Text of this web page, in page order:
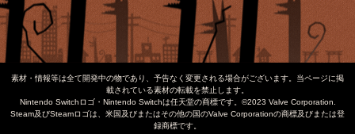
素材・情報等は全て開発中の物であり、予告なく変更される場合がございます。当ページに掲
載されている素材の転載を禁止します。
Nintendo Switchロゴ・Nintendo Switchは任天堂の商標です。©2023 Valve Corporation.
Steam及びSteamロゴは、米国及びまたはその他の国のValve Corporationの商標及びまたは登
録商標です。